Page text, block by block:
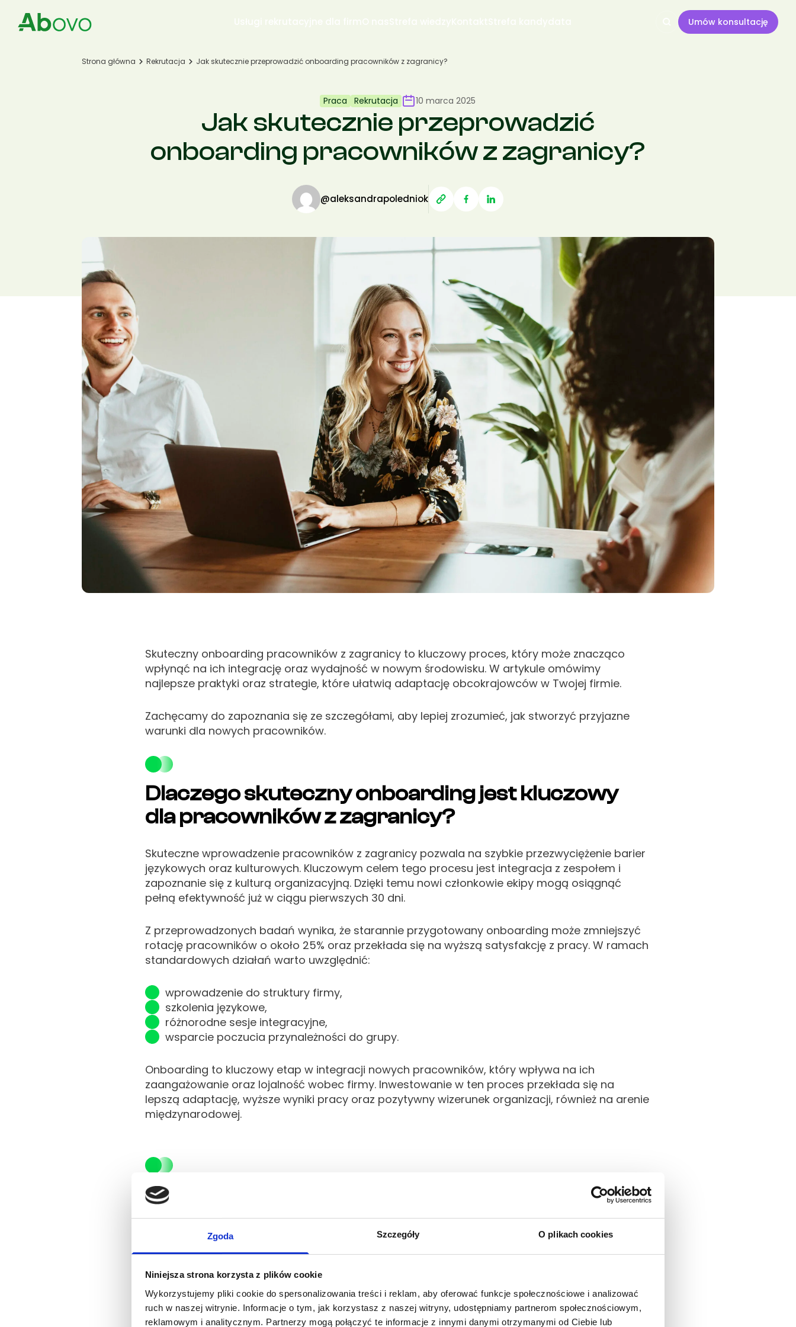
Zgoda Szczegóły O plikach cookies
Niniejsza strona korzysta z plików cookie
Wykorzystujemy pliki cookie do spersonalizowania treści i reklam, aby oferować funkcje społecznościowe i analizować
ruch w naszej witrynie. Informacje o tym, jak korzystasz z naszej witryny, udostępniamy partnerom społecznościowym,
reklamowym i analitycznym. Partnerzy mogą połączyć te informacje z innymi danymi otrzymanymi od Ciebie lub
Umów konsultację
Strona główna Rekrutacja Jak skutecznie przeprowadzić onboarding pracowników z zagranicy?
Praca Rekrutacja 10 marca 2025
Jak skutecznie przeprowadzić
onboarding pracowników z zagranicy?
@aleksandrapoledniok
Skuteczny onboarding pracowników z zagranicy to kluczowy proces, który może znacząco
wpłynąć na ich integrację oraz wydajność w nowym środowisku. W artykule omówimy
najlepsze praktyki oraz strategie, które ułatwią adaptację obcokrajowców w Twojej firmie.
Zachęcamy do zapoznania się ze szczegółami, aby lepiej zrozumieć, jak stworzyć przyjazne
warunki dla nowych pracowników.
Dlaczego skuteczny onboarding jest kluczowy
dla pracowników z zagranicy?
Skuteczne wprowadzenie pracowników z zagranicy pozwala na szybkie przezwyciężenie barier
językowych oraz kulturowych. Kluczowym celem tego procesu jest integracja z zespołem i
zapoznanie się z kulturą organizacyjną. Dzięki temu nowi członkowie ekipy mogą osiągnąć
pełną efektywność już w ciągu pierwszych 30 dni.
Z przeprowadzonych badań wynika, że starannie przygotowany onboarding może zmniejszyć
rotację pracowników o około 25% oraz przekłada się na wyższą satysfakcję z pracy. W ramach
standardowych działań warto uwzględnić:
wprowadzenie do struktury firmy,
szkolenia językowe,
różnorodne sesje integracyjne,
wsparcie poczucia przynależności do grupy.
Onboarding to kluczowy etap w integracji nowych pracowników, który wpływa na ich
zaangażowanie oraz lojalność wobec firmy. Inwestowanie w ten proces przekłada się na
lepszą adaptację, wyższe wyniki pracy oraz pozytywny wizerunek organizacji, również na arenie
międzynarodowej.
Jakie wyzwania napotykają pracownicy z
zagranicy podczas onboardingu?
Pracownicy z zagranicyczęsto napotykają na liczne wyzwania związane z różnicami
kulturowymi. Brak znajomości lokalnych zwyczajów może znacznie utrudnić ich aklimatyzację w
nowym otoczeniu. Co więcej, trudności językowe stanowią poważną przeszkodę w codziennych
interakcjach. Badania wskazują, że około 35% obcokrajowców wymienia problemy z językiem
jako swoje główne zmartwienie.